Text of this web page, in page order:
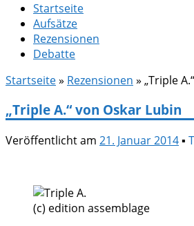
Startseite
Aufsätze
Rezensionen
Debatte
Startseite» Rezensionen » „Triple
„Triple A.“ von Oskar Lubin
Veröffentlicht am 21. Januar 2014▪
(c) edition assemblage